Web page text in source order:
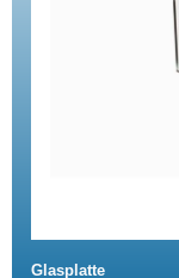
Glasplatte